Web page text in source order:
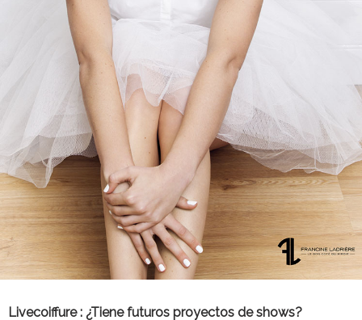
Livecoiffure : ¿Tiene futuros proyectos de shows?